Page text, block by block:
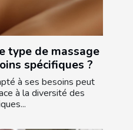
type de massage
spécifiques ?
à ses besoins peut
à la diversité des